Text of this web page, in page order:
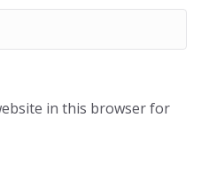
in this browser for